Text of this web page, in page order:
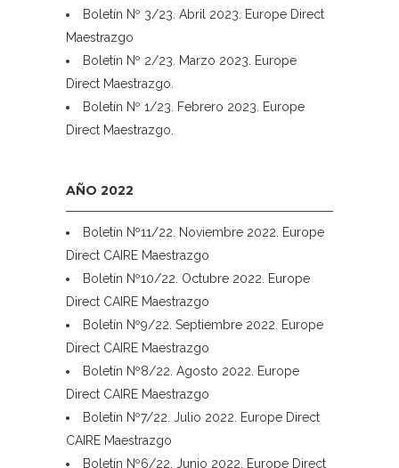
Boletín Nº 3/23. Abril 2023. Europe Direct
Maestrazgo
Boletín Nº 2/23. Marzo 2023. Europe
Direct Maestrazgo.
Boletín Nº 1/23. Febrero 2023. Europe
Direct Maestrazgo.
AÑO 2022
Boletín Nº11/22. Noviembre 2022. Europe
Direct CAIRE Maestrazgo
Boletín Nº10/22. Octubre 2022. Europe
Direct CAIRE Maestrazgo
Boletín Nº9/22. Septiembre 2022. Europe
Direct CAIRE Maestrazgo
Boletín Nº8/22. Agosto 2022. Europe
Direct CAIRE Maestrazgo
Boletín Nº7/22. Julio 2022. Europe Direct
CAIRE Maestrazgo
Boletín Nº6/22. Junio 2022. Europe Direct